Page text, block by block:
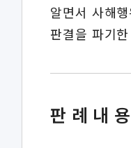
알면서 사해
판결을 파기
판례내용